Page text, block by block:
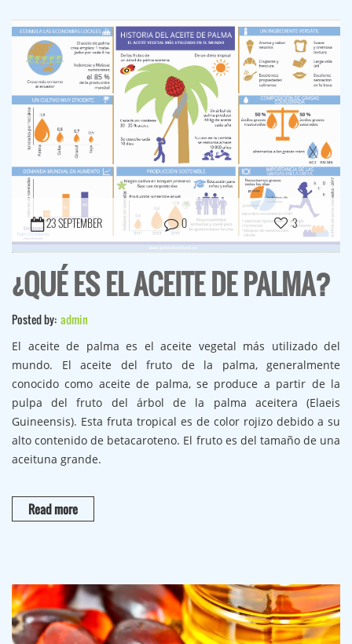
23 SEPTEMBER 0 3
¿QUÉ ES EL ACEITE DE PALMA?
Posted by: admin
El aceite de palma es el aceite vegetal más utilizado del
mundo. El aceite del fruto de la palma, generalmente
conocido como aceite de palma, se produce a partir de la
pulpa del fruto del árbol de la palma aceitera (Elaeis
Guineensis). Esta fruta tropical es de color rojizo debido a su
alto contenido de betacaroteno. El fruto es del tamaño de una
aceituna grande.
Read more